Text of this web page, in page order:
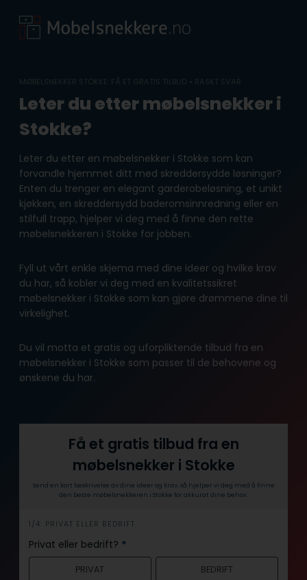
content
MØBELSNEKKER STOKKE: FÅ ET GRATIS TILBUD • RASKT SVAR
Leter du etter møbelsnekker i
Stokke?
Leter du etter en møbelsnekker i Stokke som kan
forvandle hjemmet ditt med skreddersydde løsninger?
Enten du trenger en elegant garderobeløsning, et unikt
kjøkken, en skreddersydd baderomsinnredning eller en
stilfull trapp, hjelper vi deg med å finne den rette
møbelsnekkeren i Stokke for jobben.
Fyll ut vårt enkle skjema med dine ideer og hvilke krav
du har, så kobler vi deg med en kvalitetssikret
møbelsnekker i Stokke som kan gjøre drømmene dine til
virkelighet.
Du vil motta et gratis og uforpliktende tilbud fra en
møbelsnekker i Stokke som passer til de behovene og
ønskene du har.
Få et gratis tilbud fra en
møbelsnekker i Stokke
Send en kort beskrivelse av dine ideer og krav, så hjelper vi deg med å finne
den beste møbelsnekkeren i Stokke for akkurat dine behov.
h
e
r
1/4: PRIVAT ELLER BEDRIFT
Privat eller bedrift? *
PRIVAT BEDRIFT